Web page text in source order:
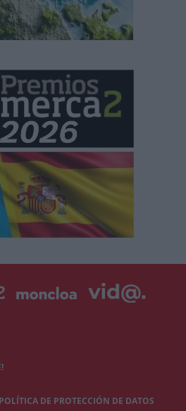
DE PROTECCIÓN DE DATOS